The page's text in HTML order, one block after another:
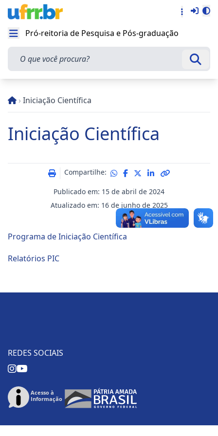
Abrir menu
Pró-reitoria de Pesquisa e Pós-graduação
O que você procura?
› Iniciação Científica
Iniciação Científica
Publicado em: 15 de abril de 2024
Atualizado em: 16 de junho de 2025
Compartilhe:
Programa de Iniciação Científica
Relatórios PIC
REDES SOCIAIS